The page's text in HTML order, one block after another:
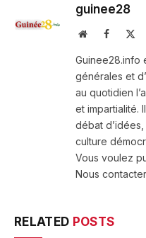
guinee28
WebsiteFacebook
Guinee28.info
générales et
au quotidien
et impartialité.
débat d’idées,
culture
Vous voulez
Nous
RELATED POSTS